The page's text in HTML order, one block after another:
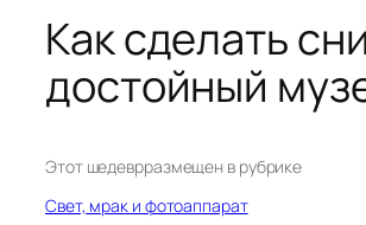
Как сделать
достойный
Этот шедеврразмещен в рубрике
Свет, мрак и фотоаппарат